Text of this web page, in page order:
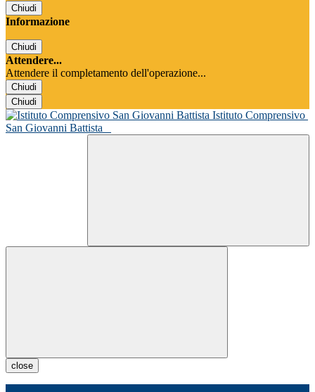
Chiudi
Informazione
Chiudi
Attendere...
Attendere il completamento dell'operazione...
Chiudi
Chiudi
Istituto Comprensivo
San Giovanni Battista
close